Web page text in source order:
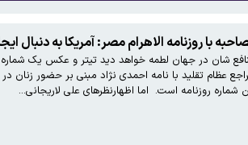
الاهرام مصر: آمریکا به دنبال ایجاد اوپک
عظام تقلید با نامه احمدی نژاد مبنی بر حضور زنان